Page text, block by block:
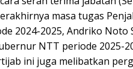
masa tugas
2024-2025, Andriko
NTT periode 2025-
ini juga melibatkan